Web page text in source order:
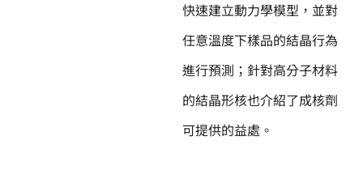
快速建立動力學模型，並對
任意溫度下樣品的結晶行為
進行預測；針對高分子材料
的結晶形核也介紹了成核劑
可提供的益處。